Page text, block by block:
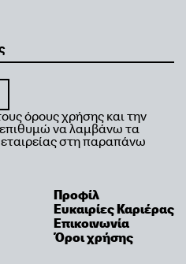
όρους χρήσης και την
επιθυμώ να λαμβάνω τα
στη παραπάνω
Προφίλ
Ευκαιρίες Καριέρας
Επικοινωνία
Όροι χρήσης